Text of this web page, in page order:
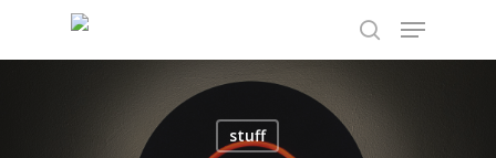
Hit enter to search or ESC to close
stuff